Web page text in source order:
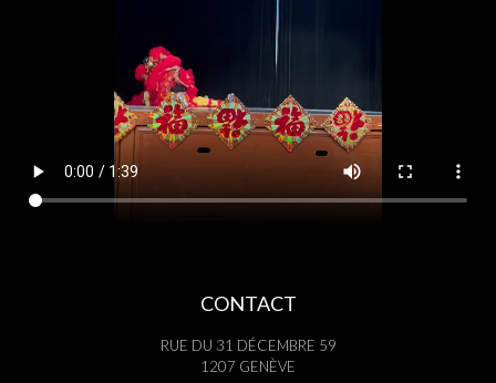
CONTACT
RUE DU 31 DÉCEMBRE 59
1207 GENÈVE